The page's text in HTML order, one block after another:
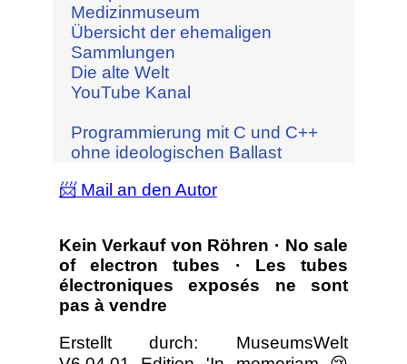
Medizinmuseum
Übersicht der ehemaligen
Sammlungen
Die alte Welt
YouTube Kanal
Programmierung mit C und C++
ohne ideologischen Ballast
📨 Mail an den Autor
Kein Verkauf von Röhren · No sale
of electron tubes · Les tubes
électroniques exposés ne sont
pas à vendre
Erstellt durch: MuseumsWelt